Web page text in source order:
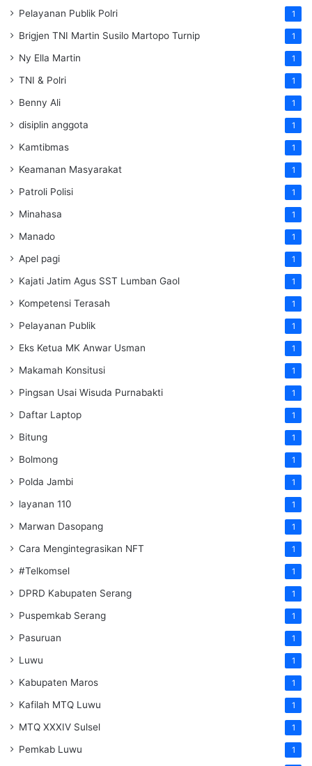
Pelayanan Publik Polri 1
Brigjen TNI Martin Susilo Martopo Turnip 1
Ny Ella Martin 1
TNI & Polri 1
Benny Ali 1
disiplin anggota 1
Kamtibmas 1
Keamanan Masyarakat 1
Patroli Polisi 1
Minahasa 1
Manado 1
Apel pagi 1
Kajati Jatim Agus SST Lumban Gaol 1
Kompetensi Terasah 1
Pelayanan Publik 1
Eks Ketua MK Anwar Usman 1
Makamah Konsitusi 1
Pingsan Usai Wisuda Purnabakti 1
Daftar Laptop 1
Bitung 1
Bolmong 1
Polda Jambi 1
layanan 110 1
Marwan Dasopang 1
Cara Mengintegrasikan NFT 1
#Telkomsel 1
DPRD Kabupaten Serang 1
Puspemkab Serang 1
Pasuruan 1
Luwu 1
Kabupaten Maros 1
Kafilah MTQ Luwu 1
MTQ XXXIV Sulsel 1
Pemkab Luwu 1